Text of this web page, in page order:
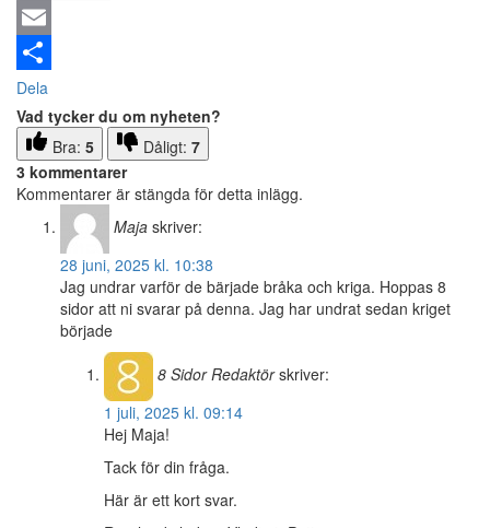
Email
Dela
Vad tycker du om nyheten?
Bra: 5 Dåligt: 7
3 kommentarer
Kommentarer är stängda för detta inlägg.
Maja skriver:
28 juni, 2025 kl. 10:38
Jag undrar varför de bärjade bråka och kriga. Hoppas 8
sidor att ni svarar på denna. Jag har undrat sedan kriget
började
8 SidorRedaktör skriver:
1 juli, 2025 kl. 09:14
Hej Maja!
Tack för din fråga.
Här är ett kort svar.